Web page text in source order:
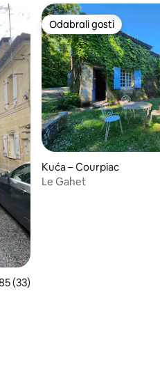
ocjena: 4,85/5, recenzija: 33
(33)
Odabrali gosti
Odabrali gosti
Kuća – Courpiac
Le Gahet